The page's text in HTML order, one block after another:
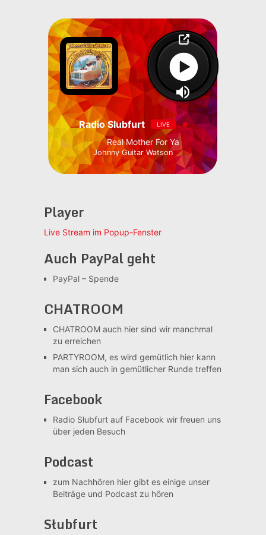
Radio Slubfurt LIVE
Real Mother For Ya
Johnny Guitar Watson
Player
Live Stream im Popup-Fenster
Auch PayPal geht
PayPal – Spende
CHATROOM
CHATROOMauch hier sind wir manchmal
zu erreichen
PARTYROOM, es wird gemütlichhier kann
man sich auch in gemütlicher Runde treffen
Facebook
Radio Słubfurt auf Facebook wir freuen uns
über jeden Besuch
Podcast
zum Nachhören hier gibt es einige unser
Beiträge und Podcast zu hören
Słubfurt